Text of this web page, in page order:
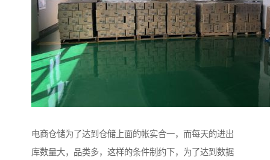
电商仓储为了达到仓储上面的帐实合一，而每天的进出
库数量大，品类多，这样的条件制约下，为了达到数据